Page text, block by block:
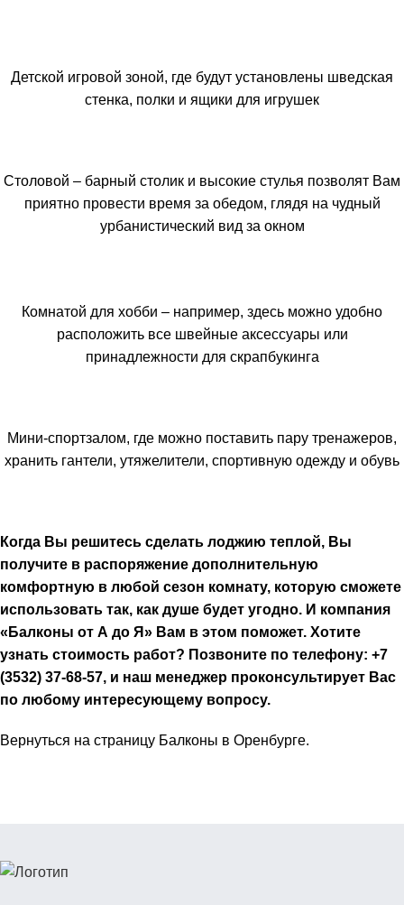
Детской игровой зоной, где будут установлены шведская
стенка, полки и ящики для игрушек
Столовой – барный столик и высокие стулья позволят Вам
приятно провести время за обедом, глядя на чудный
урбанистический вид за окном
Комнатой для хобби – например, здесь можно удобно
расположить все швейные аксессуары или
принадлежности для скрапбукинга
Мини-спортзалом, где можно поставить пару тренажеров,
хранить гантели, утяжелители, спортивную одежду и обувь
Когда Вы решитесь сделать лоджию теплой, Вы
получите в распоряжение дополнительную
комфортную в любой сезон комнату, которую сможете
использовать так, как душе будет угодно. И компания
«Балконы от А до Я» Вам в этом поможет. Хотите
узнать стоимость работ? Позвоните по телефону: +7
(3532) 37-68-57, и наш менеджер проконсультирует Вас
по любому интересующему вопросу.
Вернуться на страницу Балконы в Оренбурге.